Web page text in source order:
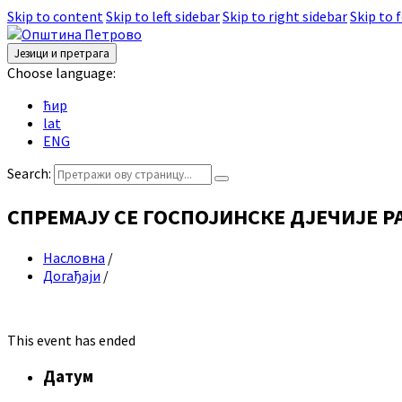
Skip to contentSkip to left sidebarSkip to right sidebarSkip to
Језици и претрага
Choose language:
ћир
lat
ENG
Search:
СПРЕМАЈУ СЕ ГОСПОЈИНСКЕ ДЈЕЧИЈЕ
Насловна /
Догађаји /
This event has ended
Датум